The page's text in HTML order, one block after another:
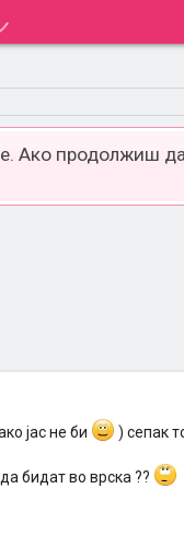
Ако продолжиш
јас не би
) сепак
бидат во врска ??